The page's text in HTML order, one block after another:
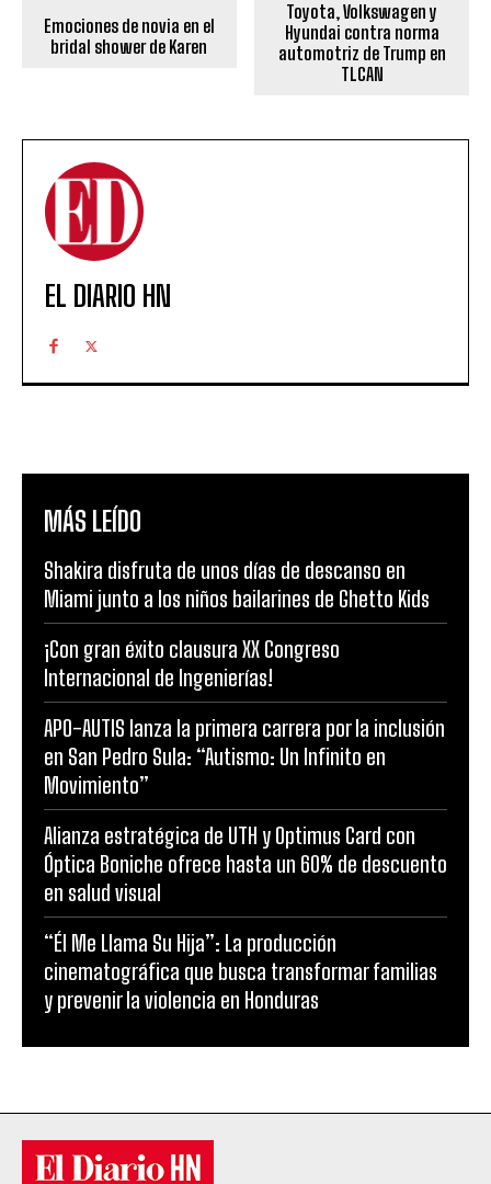
Emociones de novia en el
bridal shower de Karen
Toyota, Volkswagen y
Hyundai contra norma
automotriz de Trump en
TLCAN
EL DIARIO HN
MÁS LEÍDO
Shakira disfruta de unos días de descanso en
Miami junto a los niños bailarines de Ghetto Kids
¡Con gran éxito clausura XX Congreso
Internacional de Ingenierías!
APO-AUTIS lanza la primera carrera por la inclusión
en San Pedro Sula: “Autismo: Un Infinito en
Movimiento”
Alianza estratégica de UTH y Optimus Card con
Óptica Boniche ofrece hasta un 60% de descuento
en salud visual
“Él Me Llama Su Hija”: La producción
cinematográfica que busca transformar familias
y prevenir la violencia en Honduras